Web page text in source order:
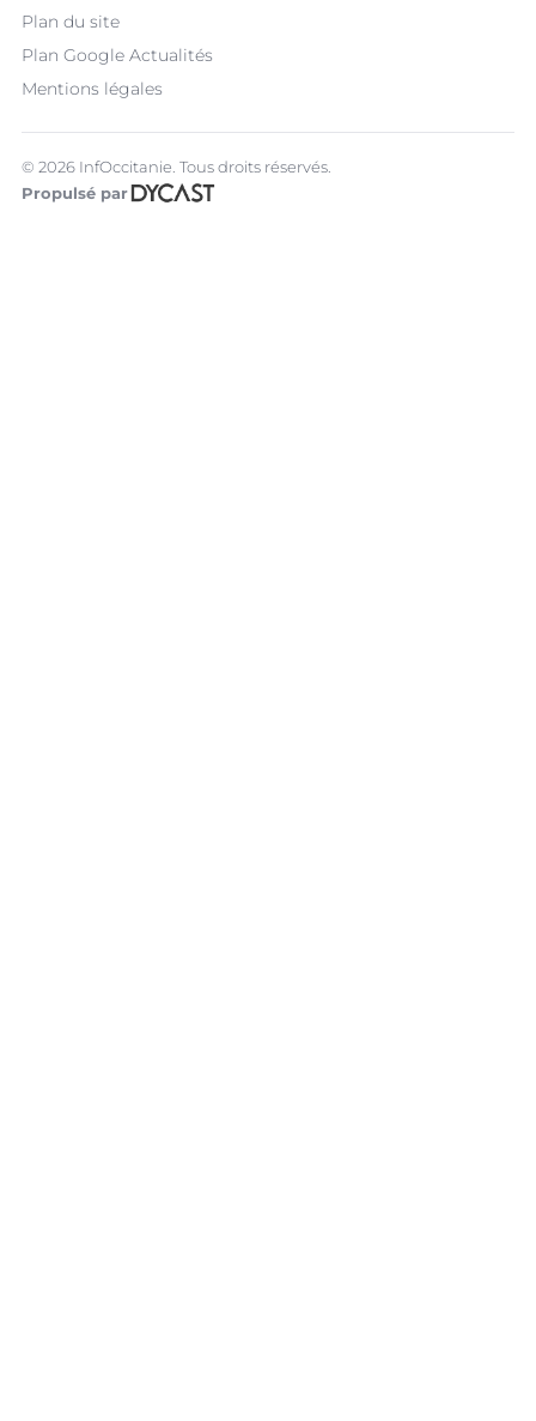
Plan du site
Plan Google Actualités
Mentions légales
© 2026 InfOccitanie. Tous droits réservés.
Propulsé par